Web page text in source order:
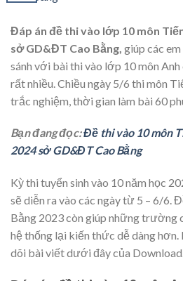
Đáp án đề thi vào lớp 10 môn
sở GD&ĐT Cao Bằng, giúp các
sánh với bài thi vào lớp 10 môn
rất nhiều. Chiều ngày 5/6 thi môn
trắc nghiệm, thời gian làm bài 60
Bạn đang đọc:Đề thi vào 10 môn
2024 sở GD&ĐT Cao Bằng
Kỳ thi tuyển sinh vào 10 năm học
sẽ diễn ra vào các ngày từ 5 – 6/6.
Bằng 2023 còn giúp những trường
hệ thống lại kiến thức dễ dàng hơn.
dõi bài viết dưới đây của